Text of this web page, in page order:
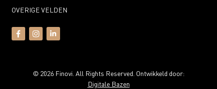
OVERIGE VELDEN
© 2026 Finovi. All Rights Reserved. Ontwikkeld door:
Digitale Bazen